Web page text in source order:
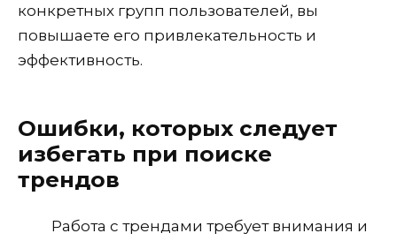
конкретных групп пользователей, вы
повышаете его привлекательность и
эффективность.
Ошибки, которых следует
избегать при поиске
трендов
Работа с трендами требует внимания и